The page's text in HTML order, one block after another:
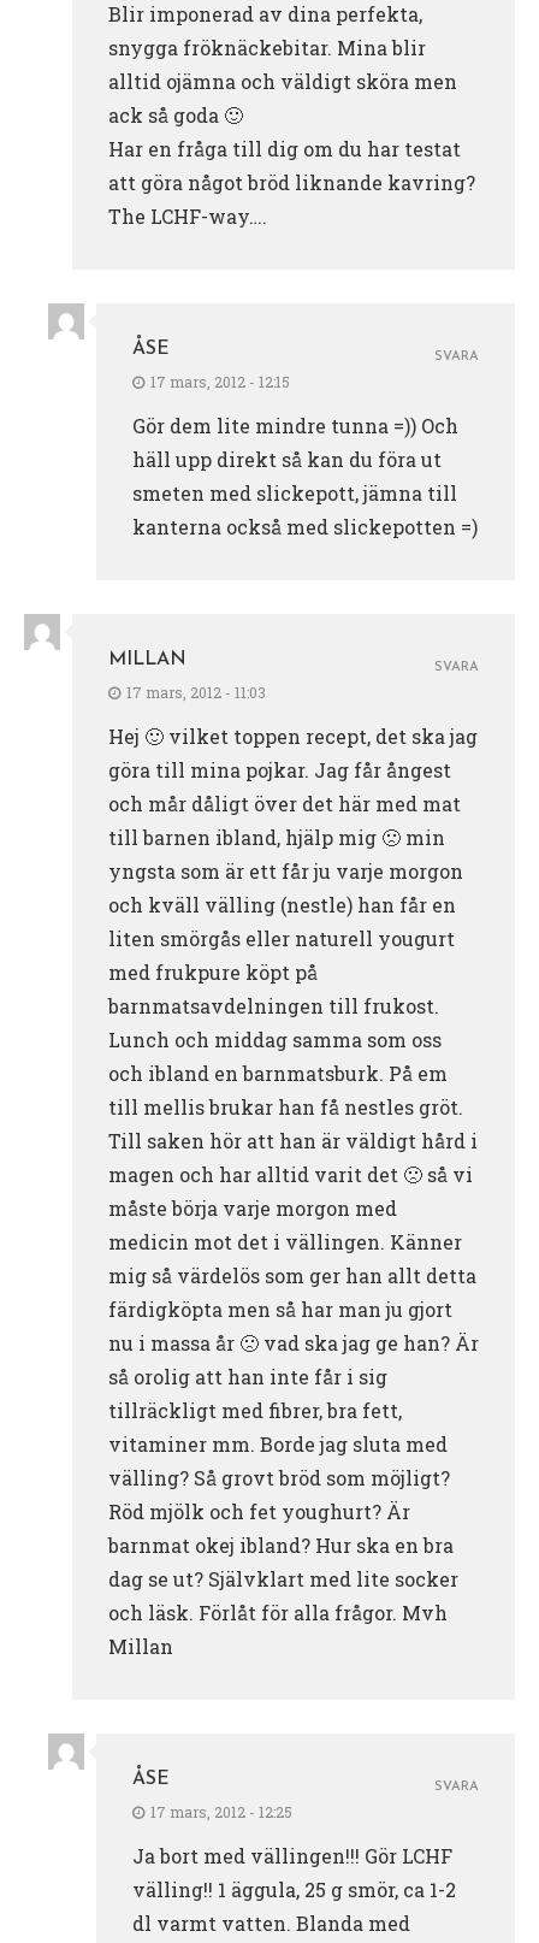
Blir imponerad av dina perfekta,
snygga fröknäckebitar. Mina blir
alltid ojämna och väldigt sköra men
ack så goda 🙂
Har en fråga till dig om du har testat
att göra något bröd liknande kavring?
The LCHF-way….
ÅSE
17 mars, 2012 - 12:15
Gör dem lite mindre tunna =)) Och
häll upp direkt så kan du föra ut
smeten med slickepott, jämna till
kanterna också med slickepotten =)
SVARA
MILLAN
17 mars, 2012 - 11:03
Hej 🙂 vilket toppen recept, det ska jag
göra till mina pojkar. Jag får ångest
och mår dåligt över det här med mat
till barnen ibland, hjälp mig 🙁 min
yngsta som är ett får ju varje morgon
och kväll välling (nestle) han får en
liten smörgås eller naturell yougurt
med frukpure köpt på
barnmatsavdelningen till frukost.
Lunch och middag samma som oss
och ibland en barnmatsburk. På em
till mellis brukar han få nestles gröt.
Till saken hör att han är väldigt hård i
magen och har alltid varit det 🙁 så vi
måste börja varje morgon med
medicin mot det i vällingen. Känner
mig så värdelös som ger han allt detta
färdigköpta men så har man ju gjort
nu i massa år 🙁 vad ska jag ge han? Är
så orolig att han inte får i sig
tillräckligt med fibrer, bra fett,
vitaminer mm. Borde jag sluta med
välling? Så grovt bröd som möjligt?
Röd mjölk och fet youghurt? Är
barnmat okej ibland? Hur ska en bra
dag se ut? Självklart med lite socker
och läsk. Förlåt för alla frågor. Mvh
Millan
SVARA
ÅSE
17 mars, 2012 - 12:25
Ja bort med vällingen!!! Gör LCHF
välling!! 1 äggula, 25 g smör, ca 1-2
dl varmt vatten. Blanda med
SVARA